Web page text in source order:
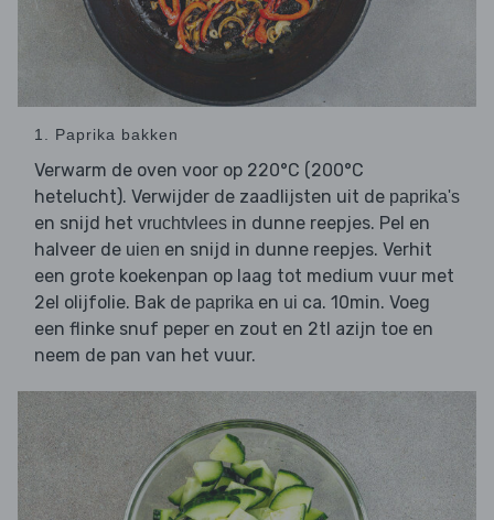
1. Paprika bakken
Verwarm de oven voor op 220°C (200°C
hetelucht). Verwijder de zaadlijsten uit de paprika's
en snijd het vruchtvlees in dunne reepjes. Pel en
halveer de uien en snijd in dunne reepjes. Verhit
een grote koekenpan op laag tot medium vuur met
2el olijfolie. Bak de paprika en ui ca. 10min. Voeg
een flinke snuf peper en zout en 2tl azijn toe en
neem de pan van het vuur.